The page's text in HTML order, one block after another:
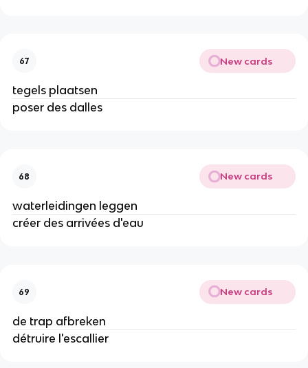
67 New cards
tegels plaatsen
poser des dalles
68 New cards
waterleidingen leggen
créer des arrivées d'eau
69 New cards
de trap afbreken
détruire l'escallier